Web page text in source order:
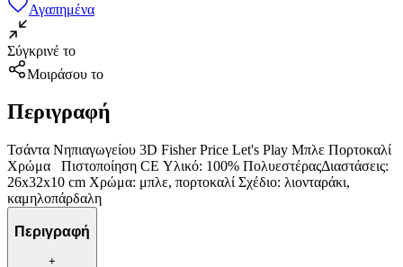
Αγαπημένα
Σύγκρινέ το
Μοιράσου το
Περιγραφή
Τσάντα Νηπιαγωγείου 3D Fisher Price Let's Play Μπλε Πορτοκαλί
Χρώμα Πιστοποίηση CE Υλικό: 100% ΠολυεστέραςΔιαστάσεις:
26x32x10 cm Χρώμα: μπλε, πορτοκαλί Σχέδιο: λιονταράκι,
καμηλοπάρδαλη
Περιγραφή
+